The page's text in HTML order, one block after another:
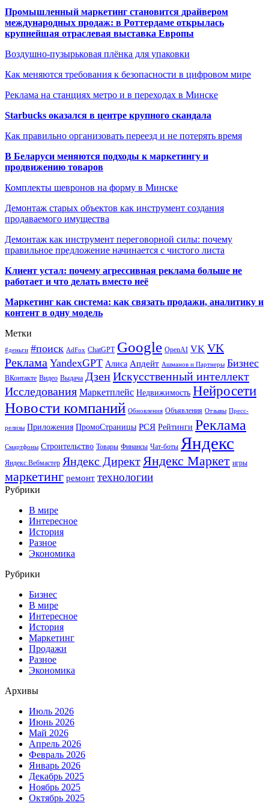
Промышленный маркетинг становится драйвером
международных продаж: в Роттердаме открылась
крупнейшая отраслевая выставка Европы
Воздушно-пузырьковая плёнка для упаковки
Как меняются требования к безопасности в цифровом мире
Реклама на станциях метро и в переходах в Минске
Starbucks оказался в центре крупного скандала
Как правильно организовать переезд и не потерять время
В Беларуси меняются подходы к маркетингу и
продвижению товаров
Комплекты шевронов на форму в Минске
Демонтаж старых объектов как инструмент создания
продаваемого имущества
Демонтаж как инструмент переговорной силы: почему
правильное предложение начинается с чистого листа
Клиент устал: почему агрессивная реклама больше не
работает и что делать вместо неё
Маркетинг как система: как связать продажи, аналитику и
контент в одну модель
Метки
#деньги #поиск AdFox ChatGPT Google OpenAI VK VK
Реклама YandexGPT Алиса Апдейт Ашманов и Партнеры Бизнес
ВКонтакте Видео Выдача ДзенИскусственный интеллект
Исследования Маркетплейс Недвижимость Нейросети
Новости компаний Обновления Объявления Отзывы Пресс-
релизы Приложения ПромоСтраницы РСЯ Рейтинги Реклама
Смартфоны Строительство Товары Финансы Чат-боты Яндекс
Яндекс.Вебмастер Яндекс ДиректЯндекс Маркет игры
маркетинг ремонт технологии
Рубрики
В мире
Интересное
История
Разное
Экономика
Рубрики
Бизнес
В мире
Интересное
История
Маркетинг
Продажи
Разное
Экономика
Архивы
Июль 2026
Июнь 2026
Май 2026
Апрель 2026
Февраль 2026
Январь 2026
Декабрь 2025
Ноябрь 2025
Октябрь 2025